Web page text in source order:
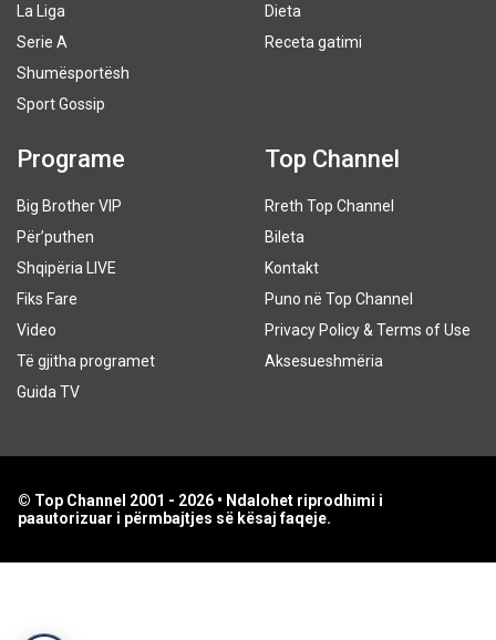
La Liga
Serie A
Shumësportësh
Sport Gossip
Dieta
Receta gatimi
Programe
Big Brother VIP
Për’puthen
Shqipëria LIVE
Fiks Fare
Video
Të gjitha programet
Guida TV
Top Channel
Rreth Top Channel
Bileta
Kontakt
Puno në Top Channel
Privacy Policy & Terms of Use
Aksesueshmëria
© Top Channel 2001 - 2026 • Ndalohet riprodhimi i
paautorizuar i përmbajtjes së kësaj faqeje.